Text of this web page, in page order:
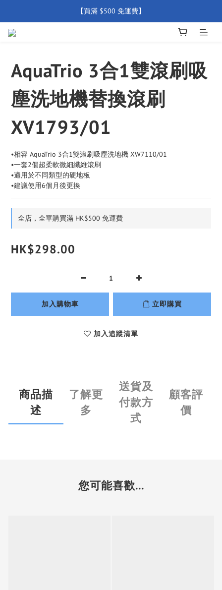
【買滿 $500 免運費】
【買滿 $500 免運費】
【買滿 $500 免運費】
AquaTrio 3合1雙滾刷吸
塵洗地機替換滾刷
XV1793/01
•相容 AquaTrio 3合1雙滾刷吸塵洗地機 XW7110/01
•一套2個超柔軟微細纖維滾刷
•適用於不同類型的硬地板
•建議使用6個月後更換
全店，全單購買滿 HK$500 免運費
HK$298.00
加入購物車 立即購買
加入追蹤清單
商品描
述
了解更
多
送貨及
付款方
式
顧客評
價
您可能喜歡...